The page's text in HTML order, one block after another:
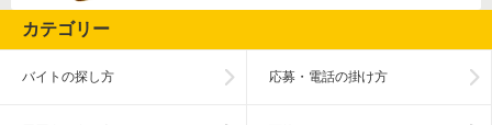
カテゴリー
バイトの探し方 応募・電話の掛け方